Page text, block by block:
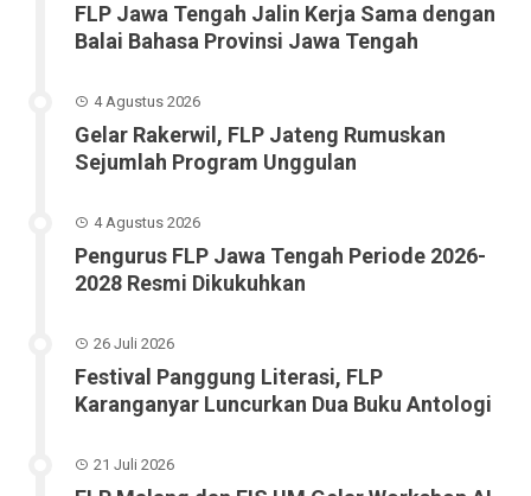
FLP Jawa Tengah Jalin Kerja Sama dengan
Balai Bahasa Provinsi Jawa Tengah
4 Agustus 2026
Gelar Rakerwil, FLP Jateng Rumuskan
Sejumlah Program Unggulan
4 Agustus 2026
Pengurus FLP Jawa Tengah Periode 2026-
2028 Resmi Dikukuhkan
26 Juli 2026
Festival Panggung Literasi, FLP
Karanganyar Luncurkan Dua Buku Antologi
21 Juli 2026